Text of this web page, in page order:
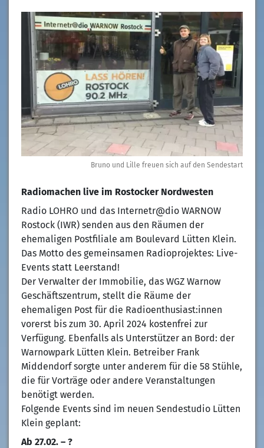
Bruno und Lille freuen sich auf den Sendestart
Radiomachen live im Rostocker Nordwesten
Radio LOHRO und das Internetr@dio WARNOW
Rostock (IWR) senden aus den Räumen der
ehemaligen Postfiliale am Boulevard Lütten Klein.
Das Motto des gemeinsamen Radioprojektes: Live-
Events statt Leerstand!
Der Verwalter der Immobilie, das WGZ Warnow
Geschäftszentrum, stellt die Räume der
ehemaligen Post für die Radioenthusiast:innen
vorerst bis zum 30. April 2024 kostenfrei zur
Verfügung. Ebenfalls als Unterstützer an Bord: der
Warnowpark Lütten Klein. Betreiber Frank
Middendorf sorgte unter anderem für die 58 Stühle,
die für Vorträge oder andere Veranstaltungen
benötigt werden.
Folgende Events sind im neuen Sendestudio Lütten
Klein geplant:
Ab 27.02. – ?